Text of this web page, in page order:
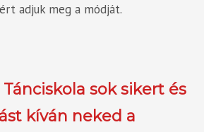
adjuk meg a módját.
Tánciskola sok sikert és
kíván neked a